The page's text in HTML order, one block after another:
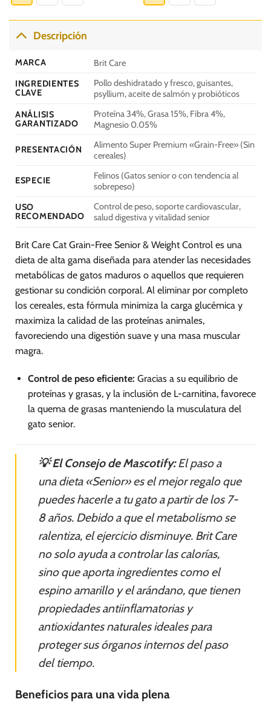
tiene
múltiples
variantes.
Las
pueden
la
de
producto
tiene
múltiples
pueden
elegir
la
de
Descripción
MARCA
Brit Care
INGREDIENTES
CLAVE
Pollo deshidratado y fresco, guisantes,
psyllium, aceite de salmón y probióticos
ANÁLISIS
GARANTIZADO
Proteína 34%, Grasa 15%, Fibra 4%,
Magnesio 0.05%
PRESENTACIÓN
Alimento Super Premium «Grain-Free» (Sin
cereales)
ESPECIE
Felinos (Gatos senior o con tendencia al
sobrepeso)
USO
RECOMENDADO
Control de peso, soporte cardiovascular,
salud digestiva y vitalidad senior
Brit Care Cat Grain-Free Senior & Weight Control es una
dieta de alta gama diseñada para atender las necesidades
metabólicas de gatos maduros o aquellos que requieren
gestionar su condición corporal. Al eliminar por completo
los cereales, esta fórmula minimiza la carga glucémica y
maximiza la calidad de las proteínas animales,
favoreciendo una digestión suave y una masa muscular
magra.
Control de peso eficiente: Gracias a su equilibrio de
proteínas y grasas, y la inclusión de L-carnitina, favorece
la quema de grasas manteniendo la musculatura del
gato senior.
💡 El Consejo de Mascotify:El paso a
una dieta «Senior» es el mejor regalo que
puedes hacerle a tu gato a partir de los 7-
8 años. Debido a que el metabolismo se
ralentiza, el ejercicio disminuye. Brit Care
no solo ayuda a controlar las calorías,
sino que aporta ingredientes como el
espino amarillo y el arándano, que tienen
propiedades antiinflamatorias y
antioxidantes naturales ideales para
proteger sus órganos internos del paso
del tiempo.
Beneficios para una vida plena